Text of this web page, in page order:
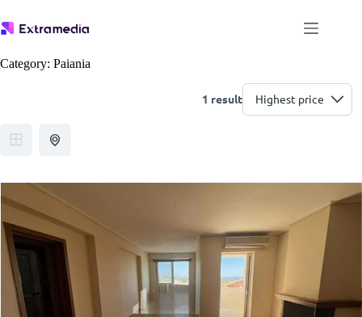
στο
περιεχόμενο
Category: Paiania
1 result